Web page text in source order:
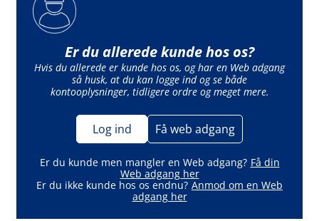
Er du allerede kunde hos os?
Hvis du allerede er kunde hos os, og har en Web adgang
så husk, at du kan logge ind og se både
kontooplysninger, tidligere ordre og meget mere.
Log ind Få web adgang
Er du kunde men mangler en Web adgang? Få din
Web adgang her
Er du ikke kunde hos os endnu? Anmod om en Web
adgang her